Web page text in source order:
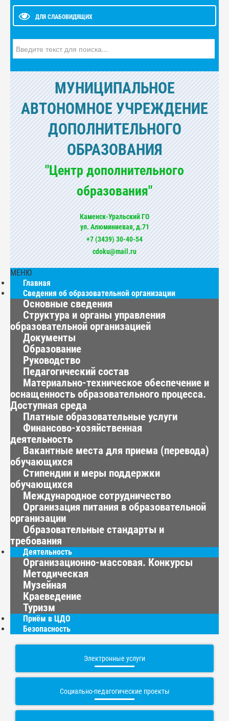
ДЛЯ СЛАБОВИДЯЩИХ
МУНИЦИПАЛЬНОЕ
АВТОНОМНОЕ УЧРЕЖДЕНИЕ
ДОПОЛНИТЕЛЬНОГО
ОБРАЗОВАНИЯ
"Центр дополнительного
образования"
Каменск-Уральский ГО
ул. Алюминиевая, д.71
+7 (3439) 30-40-54
cdoku@mail.ru
МЕНЮ
Главная
Сведения об образовательной организации
Основные сведения
Структура и органы управления
образовательной организацией
Документы
Образование
Руководство
Педагогический состав
Материально-техническое обеспечение и
оснащенность образовательного процесса.
Доступная среда
Платные образовательные услуги
Финансово-хозяйственная
деятельность
Вакантные места для приема (перевода)
обучающихся
Стипендии и меры поддержки
обучающихся
Международное сотрудничество
Организация питания в образовательной
организации
Образовательные стандарты и
требования
Деятельность
Организационно-массовая. Конкурсы
Методическая
Музейная
Краеведение
Туризм
Приём в ЦДО
Безопасность
Электронные услуги
Социально-педагогические проекты